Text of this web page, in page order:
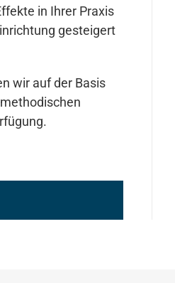
in Ihrer Praxis
gesteigert
wir auf der Basis